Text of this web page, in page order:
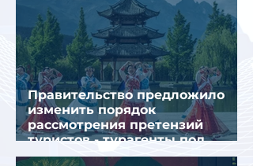
Правительство предложило
изменить порядок
рассмотрения претензий
туристов - турагенты под
ударом!